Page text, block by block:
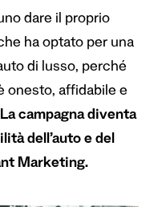
dare il proprio
ha optato per una
di lusso, perché
onesto, affidabile e
La campagna diventa
dell’auto e del
Marketing.